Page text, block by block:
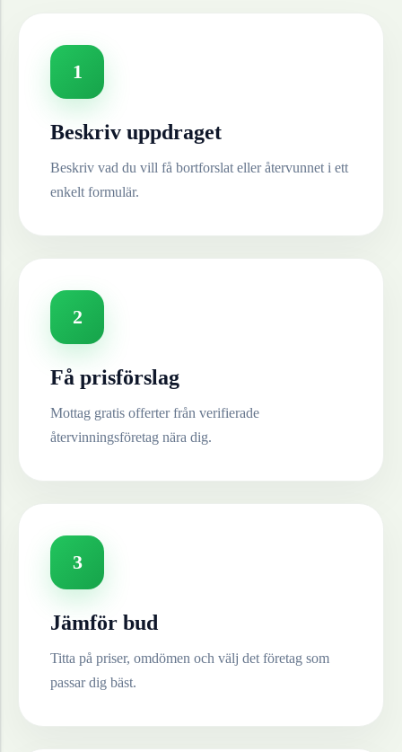
1
Beskriv uppdraget
Beskriv vad du vill få bortforslat eller återvunnet i ett
enkelt formulär.
2
Få prisförslag
Mottag gratis offerter från verifierade
återvinningsföretag nära dig.
3
Jämför bud
Titta på priser, omdömen och välj det företag som
passar dig bäst.